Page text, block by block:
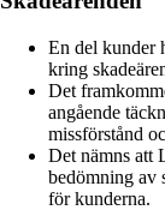
En del kunder
kring
Det
angående
missförstånd
Det nämns att
bedömning av
för kunderna.